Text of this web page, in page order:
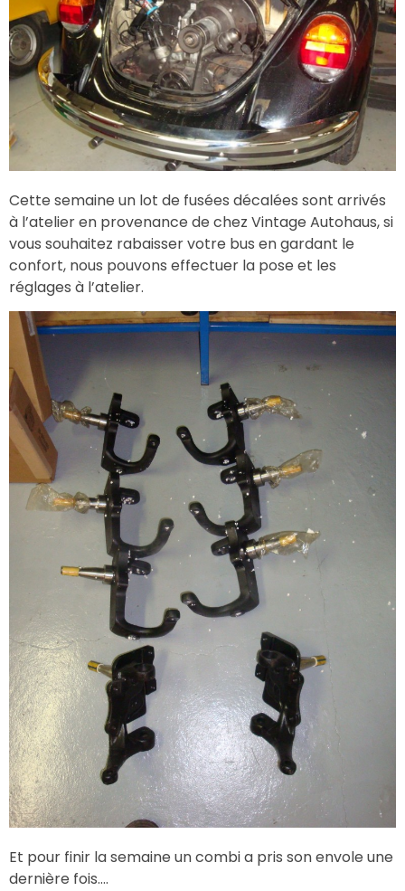
Cette semaine un lot de fusées décalées sont arrivés
à l’atelier en provenance de chez Vintage Autohaus, si
vous souhaitez rabaisser votre bus en gardant le
confort, nous pouvons effectuer la pose et les
réglages à l’atelier.
Et pour finir la semaine un combi a pris son envole une
dernière fois….